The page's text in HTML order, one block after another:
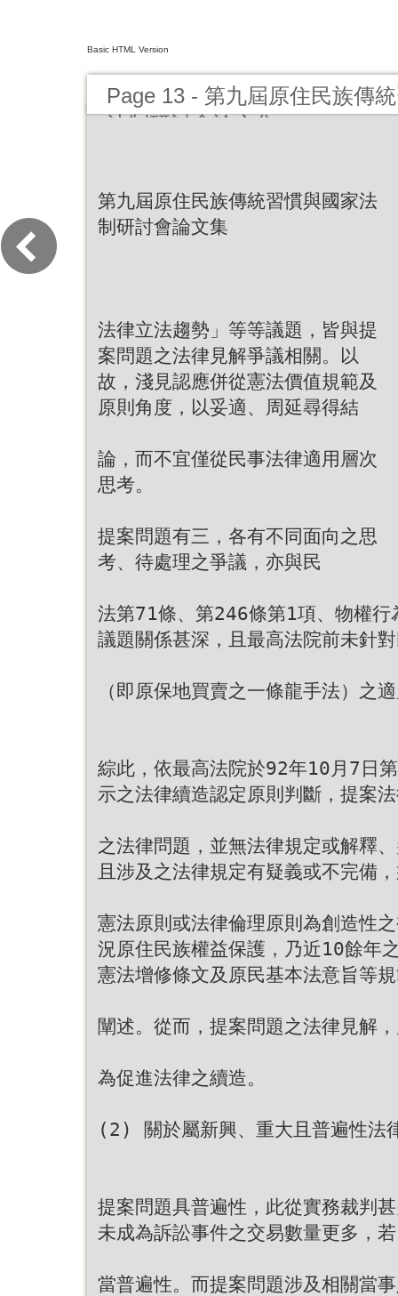
Basic HTML Version
Page 13 - 第九屆原住民族傳
法制研討會論文集
第九屆原住民族傳統習慣與國家法
制研討會論文集
法律立法趨勢」等等議題，皆與提
案問題之法律見解爭議相關。以
故，淺見認應併從憲法價值規範及
原則角度，以妥適、周延尋得結
論，而不宜僅從民事法律適用層次
思考。
提案問題有三，各有不同面向之思
考、待處理之爭議，亦與民
法第71條、第246條第1項、物權行
議題關係甚深，且最高法院前未針
（即原保地買賣之一條龍手法）之
綜此，依最高法院於92年10月7日
示之法律續造認定原則判斷，提案
之法律問題，並無法律規定或解釋
且涉及之法律規定有疑義或不完備
憲法原則或法律倫理原則為創造性
況原住民族權益保護，乃近10餘年
憲法增修條文及原民基本法意旨等
闡述。從而，提案問題之法律見解
為促進法律之續造。
(2) 關於屬新興、重大且普遍性法
提案問題具普遍性，此從實務裁判
未成為訴訟事件之交易數量更多，
當普遍性。而提案問題涉及相關當